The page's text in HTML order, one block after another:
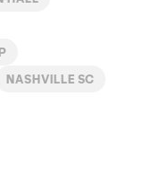
NASHVILLE SC